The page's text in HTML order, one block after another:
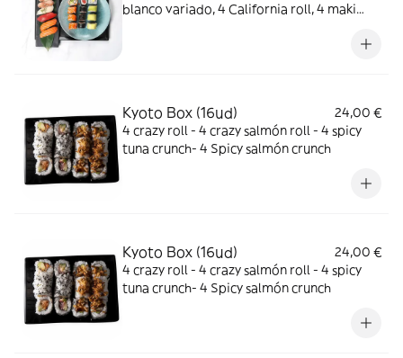
blanco variado, 4 California roll, 4 maki
Kyoto Box (16ud)
24,00 €
4 crazy roll - 4 crazy salmón roll - 4 spicy
tuna crunch- 4 Spicy salmón crunch
Kyoto Box (16ud)
24,00 €
4 crazy roll - 4 crazy salmón roll - 4 spicy
tuna crunch- 4 Spicy salmón crunch